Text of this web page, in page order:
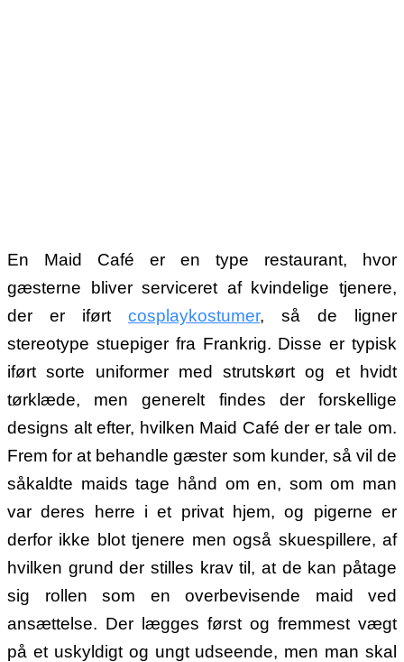
En Maid Café er en type restaurant, hvor
gæsterne bliver serviceret af kvindelige tjenere,
der er iført cosplaykostumer, så de ligner
stereotype stuepiger fra Frankrig. Disse er typisk
iført sorte uniformer med strutskørt og et hvidt
tørklæde, men generelt findes der forskellige
designs alt efter, hvilken Maid Café der er tale om.
Frem for at behandle gæster som kunder, så vil de
såkaldte maids tage hånd om en, som om man
var deres herre i et privat hjem, og pigerne er
derfor ikke blot tjenere men også skuespillere, af
hvilken grund der stilles krav til, at de kan påtage
sig rollen som en overbevisende maid ved
ansættelse. Der lægges først og fremmest vægt
på et uskyldigt og ungt udseende, men man skal